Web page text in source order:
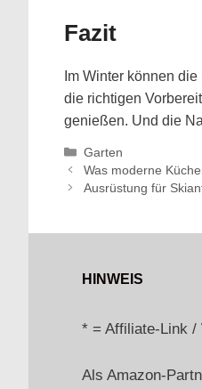
Fazit
Im Winter können
die richtigen
genießen. Und die
Kategorien
Garten
Was moderne
Ausrüstung für
HINWEIS
* = Affiliate-Link /
Als Amazon-